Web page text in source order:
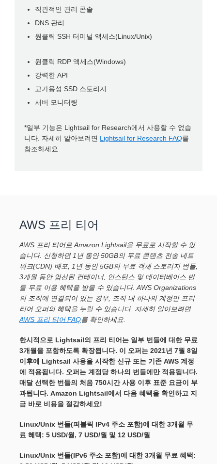
직관적인 관리 콘솔
DNS 관리
원클릭 SSH 터미널 액세스(Linux/Unix)
원클릭 RDP 액세스(Windows)
강력한 API
고가용성 SSD 스토리지
서버 모니터링
*일부 기능은 Lightsail for Research에서 사용할 수 없습
니다. 자세히 알아보려면 Lightsail for Research FAQ를
참조하세요.
AWS 프리 티어
AWS 프리 티어로 Amazon Lightsail을 무료로 시작할 수 있
습니다. 신청하면 1년 동안 50GB의 무료 콘텐츠 전송 네트
워크(CDN) 배포, 1년 동안 5GB의 무료 객체 스토리지 번들,
3개월 동안 엄선된 컨테이너, 인스턴스 및 데이터베이스 번
들 무료 이용 혜택을 받을 수 있습니다. AWS Organizations
의 조직에 연결되어 있는 경우, 조직 내 하나의 계정만 프리
티어 오퍼의 혜택을 누릴 수 있습니다. 자세히 알아보려면
AWS 프리 티어 FAQ를 확인하세요.
한시적으로 Lightsail의 프리 티어는 일부 번들에 대한 무료
3개월을 포함하도록 확장됩니다. 이 오퍼는 2021년 7월 8일
이후에 Lightsail 사용을 시작한 신규 또는 기존 AWS 계정
에 적용됩니다. 오퍼는 계정당 하나의 번들에만 적용됩니다.
매달 선택한 번들의 처음 750시간 사용 이후 표준 요금이 부
과됩니다. Amazon Lightsail에서 다음 혜택을 확인하고 지
금 바로 비용을 절감하세요!
Linux/Unix 번들(퍼블릭 IPv4 주소 포함)에 대한 3개월 무
료 혜택: 5 USD/월, 7 USD/월 및 12 USD/월
Linux/Unix 번들(IPv6 주소 포함)에 대한 3개월 무료 혜택: